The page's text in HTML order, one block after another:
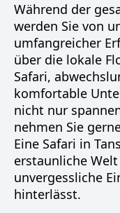
Während der
werden Sie von
umfangreicher
über die lokale
Safari,
komfortable
nicht nur
nehmen Sie
Eine Safari in
erstaunliche
unvergessliche
hinterlässt.